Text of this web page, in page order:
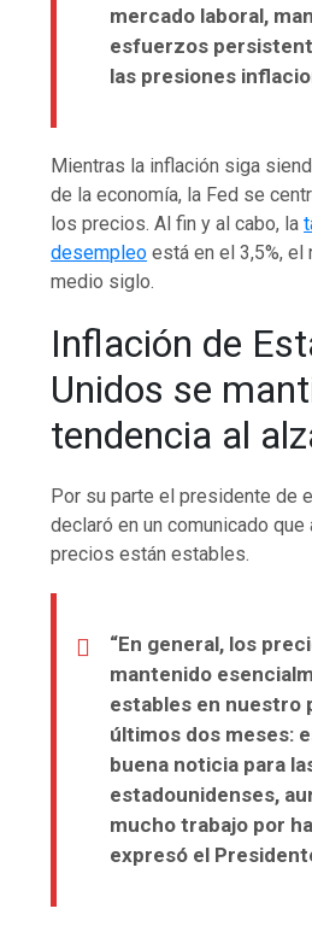
mercado laboral,
esfuerzos
las presiones
Mientras la inflación siga
de la economía, la Fed se
los precios. Al fin y al cabo, la
desempleo está en el 3,5%, el
medio siglo.
Inflación de
Unidos se
tendencia al
Por su parte el presidente de
declaró en un comunicado
precios están estables.
“En general, los
mantenido
estables en nuestro
últimos dos meses:
buena noticia para
estadounidenses,
mucho trabajo por
expresó el